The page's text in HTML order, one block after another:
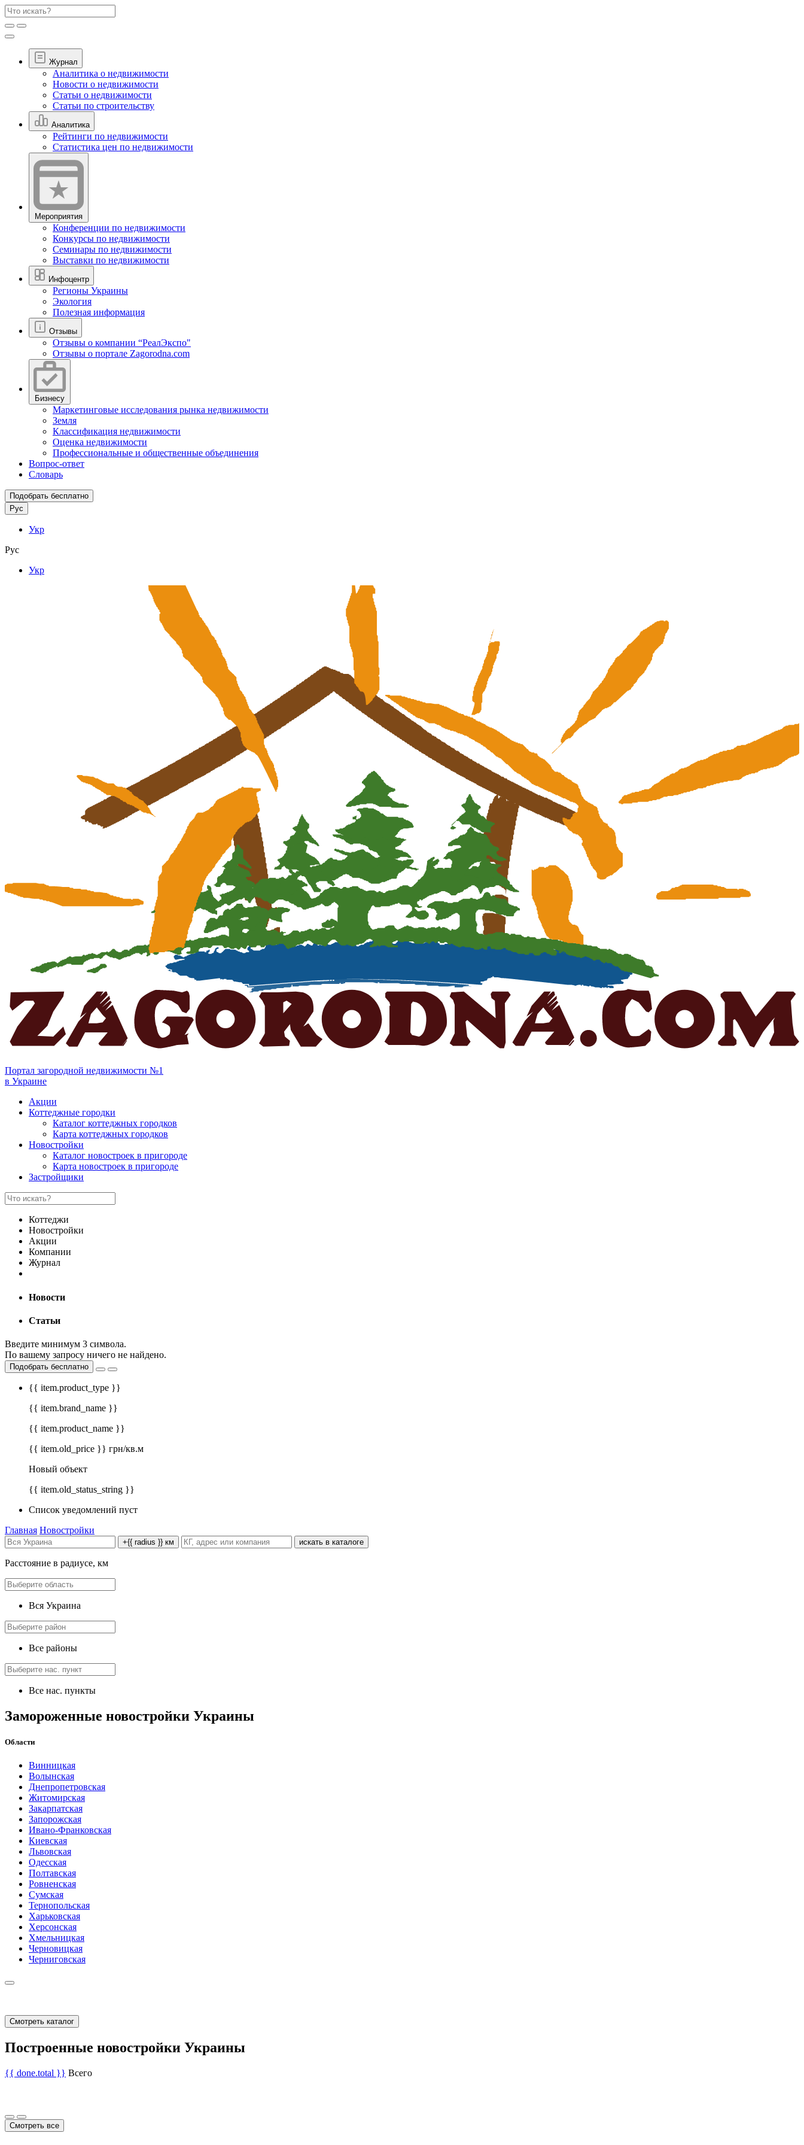
Журнал
Аналитика о недвижимости
Новости о недвижимости
Статьи о недвижимости
Статьи по строительству
Аналитика
Рейтинги по недвижимости
Статистика цен по недвижимости
Мероприятия
Конференции по недвижимости
Конкурсы по недвижимости
Семинары по недвижимости
Выставки по недвижимости
Инфоцентр
Регионы Украины
Экология
Полезная информация
Отзывы
Отзывы о компании “РеалЭкспо"
Отзывы о портале Zagorodna.com
Бизнесу
Маркетинговые исследования рынка недвижимости
Земля
Классификация недвижимости
Оценка недвижимости
Профессиональные и общественные объединения
Вопрос-ответ
Словарь
Подобрать бесплатно
Рус
Укр
Рус
Укр
Портал загородной недвижимости №1
в Украине
Акции
Коттеджные городки
Каталог коттеджных городков
Карта коттеджных городков
Новостройки
Каталог новостроек в пригороде
Карта новостроек в пригороде
Застройщики
Коттеджи
Новостройки
Акции
Компании
Журнал
Новости
Статьи
Введите минимум 3 символа.
По вашему запросу ничего не найдено.
Подобрать бесплатно
{{ item.product_type }}
{{ item.brand_name }}
{{ item.product_name }}
{{ item.old_price }} грн/кв.м
Новый объект
{{ item.old_status_string }}
Список уведомлений пуст
Главная Новостройки
+{{ radius }} км искать в каталоге
Расстояние в радиусе, км
Вся Украина
Все районы
Все нас. пункты
Замороженные новостройки Украины
Области
Винницкая
Волынская
Днепропетровская
Житомирская
Закарпатская
Запорожская
Ивано-Франковская
Киевская
Львовская
Одесская
Полтавская
Ровненская
Сумская
Тернопольская
Харьковская
Херсонская
Хмельницкая
Черновицкая
Черниговская
Смотреть каталог
Построенные новостройки Украины
{{ done.total }} Всего
Смотреть все